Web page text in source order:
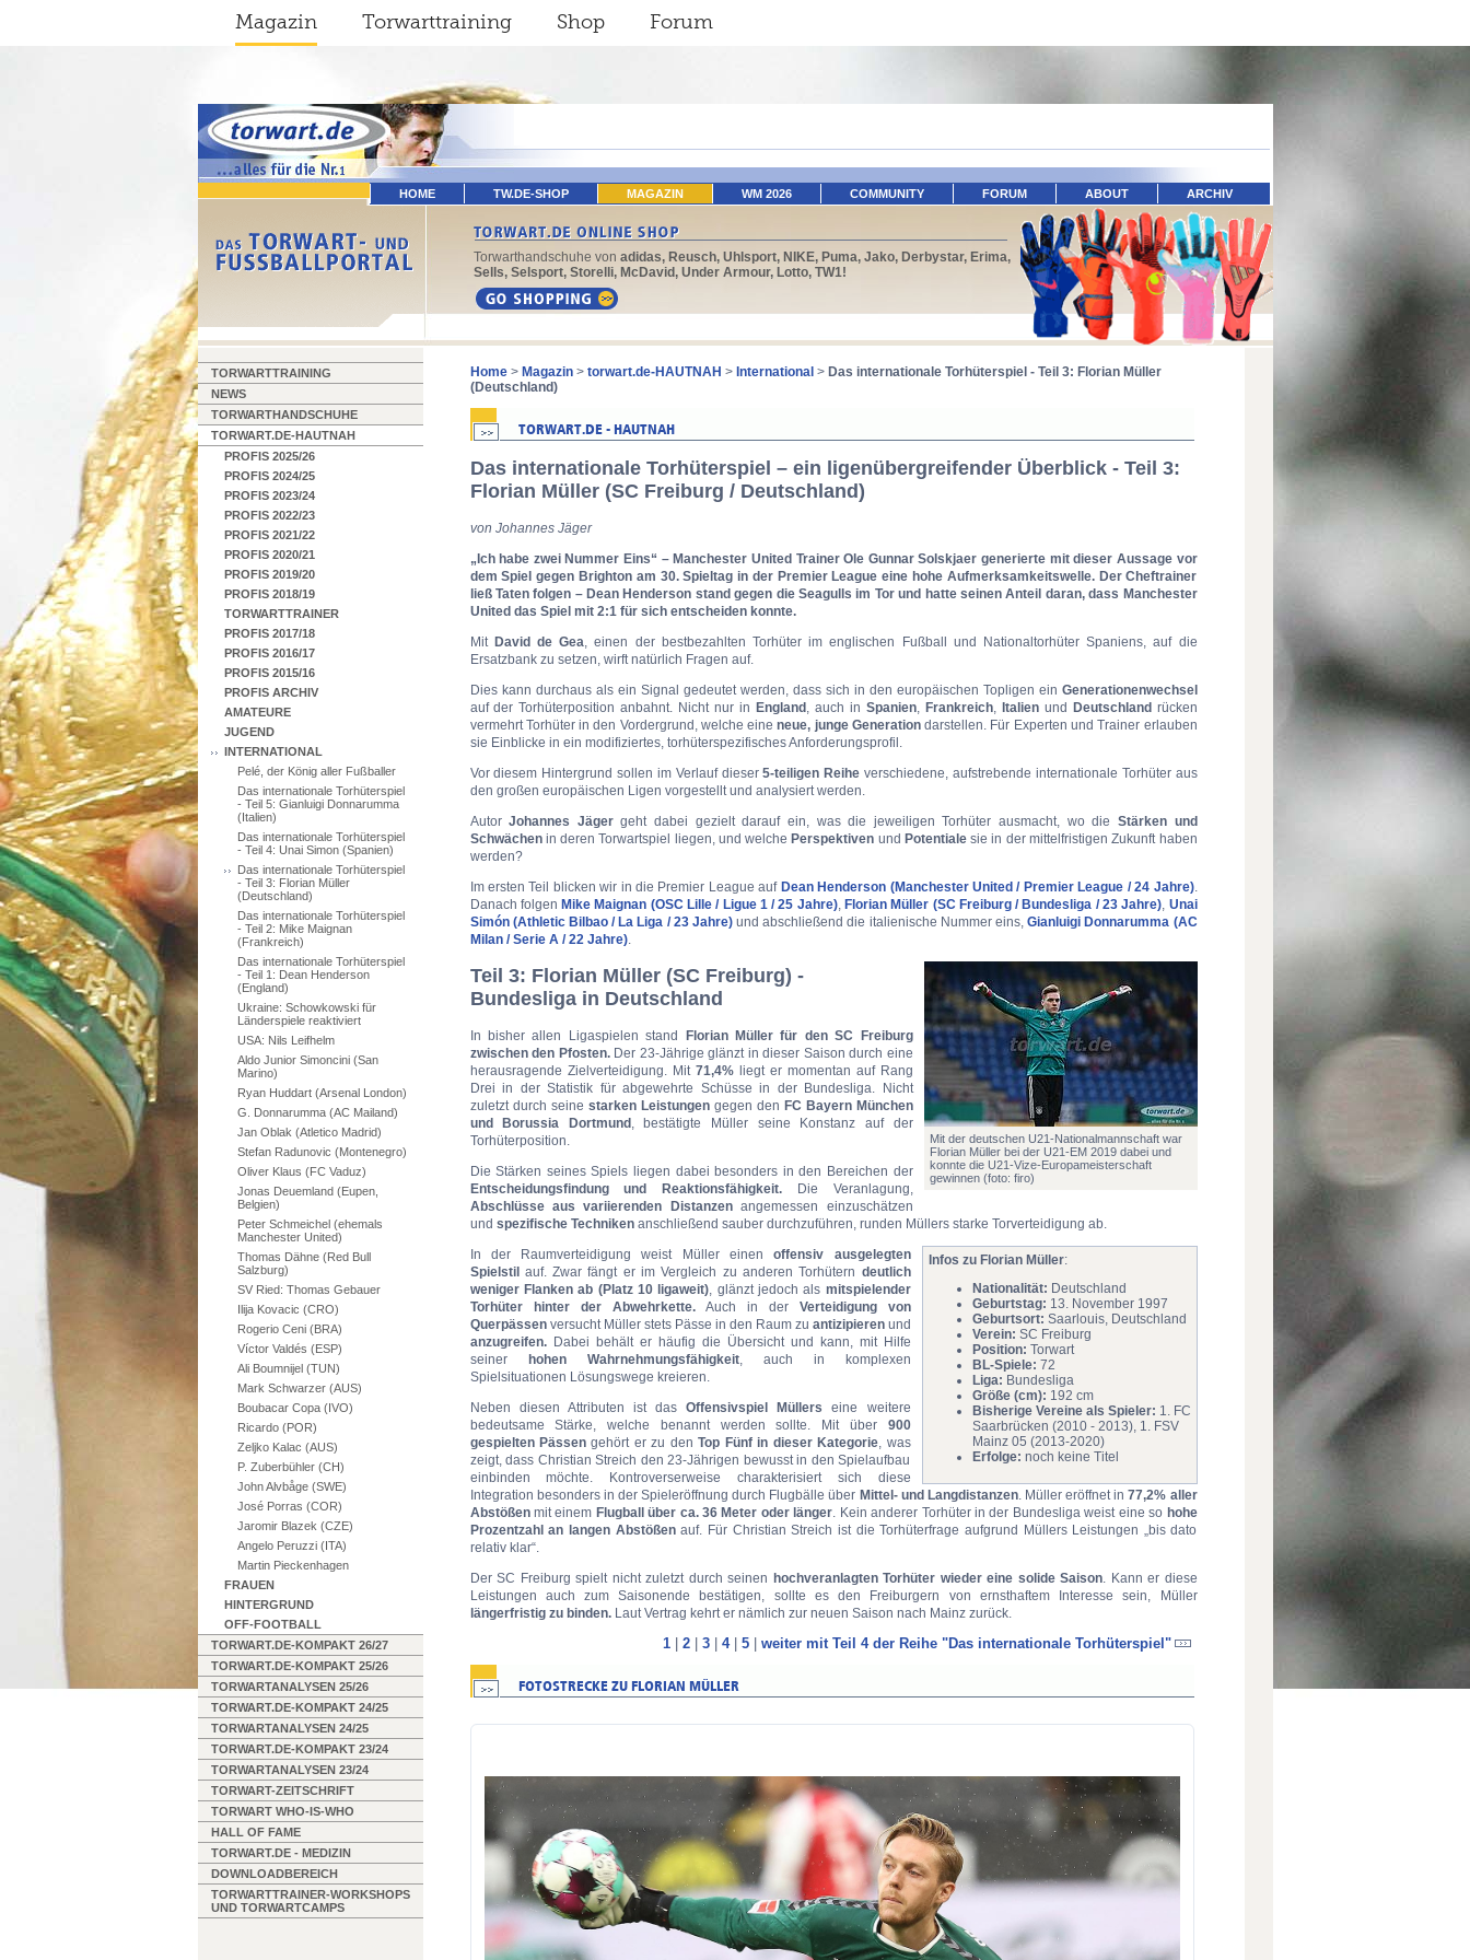
Magazin Torwarttraining Shop Forum
HOME TW.DE-SHOP MAGAZIN WM 2026 COMMUNITY FORUM ABOUT ARCHIV
Torwarthandschuhe von adidas, Reusch, Uhlsport, NIKE, Puma, Jako, Derbystar, Erima,
Sells, Selsport, Storelli, McDavid, Under Armour, Lotto, TW1!
TORWARTTRAINING
NEWS
TORWARTHANDSCHUHE
TORWART.DE-HAUTNAH
PROFIS 2025/26
PROFIS 2024/25
PROFIS 2023/24
PROFIS 2022/23
PROFIS 2021/22
PROFIS 2020/21
PROFIS 2019/20
PROFIS 2018/19
TORWARTTRAINER
PROFIS 2017/18
PROFIS 2016/17
PROFIS 2015/16
PROFIS ARCHIV
AMATEURE
JUGEND
INTERNATIONAL
Pelé, der König aller Fußballer
Das internationale Torhüterspiel
- Teil 5: Gianluigi Donnarumma
(Italien)
Das internationale Torhüterspiel
- Teil 4: Unai Simon (Spanien)
Das internationale Torhüterspiel
- Teil 3: Florian Müller
(Deutschland)
Das internationale Torhüterspiel
- Teil 2: Mike Maignan
(Frankreich)
Das internationale Torhüterspiel
- Teil 1: Dean Henderson
(England)
Ukraine: Schowkowski für
Länderspiele reaktiviert
USA: Nils Leifhelm
Aldo Junior Simoncini (San
Marino)
Ryan Huddart (Arsenal London)
G. Donnarumma (AC Mailand)
Jan Oblak (Atletico Madrid)
Stefan Radunovic (Montenegro)
Oliver Klaus (FC Vaduz)
Jonas Deuemland (Eupen,
Belgien)
Peter Schmeichel (ehemals
Manchester United)
Thomas Dähne (Red Bull
Salzburg)
SV Ried: Thomas Gebauer
Ilija Kovacic (CRO)
Rogerio Ceni (BRA)
Víctor Valdés (ESP)
Ali Boumnijel (TUN)
Mark Schwarzer (AUS)
Boubacar Copa (IVO)
Ricardo (POR)
Zeljko Kalac (AUS)
P. Zuberbühler (CH)
John Alvbåge (SWE)
José Porras (COR)
Jaromir Blazek (CZE)
Angelo Peruzzi (ITA)
Martin Pieckenhagen
FRAUEN
HINTERGRUND
OFF-FOOTBALL
TORWART.DE-KOMPAKT 26/27
TORWART.DE-KOMPAKT 25/26
TORWARTANALYSEN 25/26
TORWART.DE-KOMPAKT 24/25
TORWARTANALYSEN 24/25
TORWART.DE-KOMPAKT 23/24
TORWARTANALYSEN 23/24
TORWART-ZEITSCHRIFT
TORWART WHO-IS-WHO
HALL OF FAME
TORWART.DE - MEDIZIN
DOWNLOADBEREICH
TORWARTTRAINER-WORKSHOPS
UND TORWARTCAMPS
Home> Magazin> torwart.de-HAUTNAH > International > Das internationale Torhüterspiel - Teil 3: Florian Müller
(Deutschland)
Das internationale Torhüterspiel – ein ligenübergreifender Überblick - Teil 3:
Florian Müller (SC Freiburg / Deutschland)
von Johannes Jäger
„Ich habe zwei Nummer Eins“ – Manchester United Trainer Ole Gunnar Solskjaer generierte mit dieser Aussage vor
dem Spiel gegen Brighton am 30. Spieltag in der Premier League eine hohe Aufmerksamkeitswelle. Der Cheftrainer
ließ Taten folgen – Dean Henderson stand gegen die Seagulls im Tor und hatte seinen Anteil daran, dass Manchester
United das Spiel mit 2:1 für sich entscheiden konnte.
Mit David de Gea, einen der bestbezahlten Torhüter im englischen Fußball und Nationaltorhüter Spaniens, auf die
Ersatzbank zu setzen, wirft natürlich Fragen auf.
Dies kann durchaus als ein Signal gedeutet werden, dass sich in den europäischen Topligen ein Generationenwechsel
auf der Torhüterposition anbahnt. Nicht nur inEngland, auch in Spanien, Frankreich, Italienund Deutschlandrücken
vermehrt Torhüter in den Vordergrund, welche eineneue, junge Generationdarstellen. Für Experten und Trainer erlauben
sie Einblicke in ein modifiziertes, torhüterspezifisches Anforderungsprofil.
Vor diesem Hintergrund sollen im Verlauf dieser5-teiligen Reiheverschiedene, aufstrebende internationale Torhüter aus
den großen europäischen Ligen vorgestellt und analysiert werden.
AutorJohannes Jägergeht dabei gezielt darauf ein, was die jeweiligen Torhüter ausmacht, wo die Stärken und
Schwächenin deren Torwartspiel liegen, und welchePerspektiven und Potentialesie in der mittelfristigen Zukunft haben
werden?
Im ersten Teil blicken wir in die Premier League auf Dean Henderson (Manchester United / Premier League / 24 Jahre).
Danach folgenMike Maignan (OSC Lille / Ligue 1 / 25 Jahre), Florian Müller (SC Freiburg / Bundesliga / 23 Jahre), Unai
Simón (Athletic Bilbao / La Liga / 23 Jahre)und abschließend die italienische Nummer eins,Gianluigi Donnarumma (AC
Milan / Serie A / 22 Jahre).
Mit der deutschen U21-Nationalmannschaft war
Florian Müller bei der U21-EM 2019 dabei und
konnte die U21-Vize-Europameisterschaft
gewinnen (foto: firo)
Teil 3: Florian Müller (SC Freiburg) -
Bundesliga in Deutschland
In bisher allen Ligaspielen stand Florian Müller für den SC Freiburg
zwischen den Pfosten.Der 23-Jährige glänzt in dieser Saison durch eine
herausragende Zielverteidigung. Mit 71,4%liegt er momentan auf Rang
Drei in der Statistik für abgewehrte Schüsse in der Bundesliga. Nicht
zuletzt durch seine starken Leistungengegen den FC Bayern München
und Borussia Dortmund, bestätigte Müller seine Konstanz auf der
Torhüterposition.
Die Stärken seines Spiels liegen dabei besonders in den Bereichen der
Entscheidungsfindung und Reaktionsfähigkeit. Die Veranlagung,
Abschlüsse aus variierenden Distanzenangemessen einzuschätzen
und spezifische Techniken anschließend sauber durchzuführen, runden Müllers starke Torverteidigung ab.
Infos zu Florian Müller:
Nationalität: Deutschland
Geburtstag: 13. November 1997
Geburtsort: Saarlouis, Deutschland
Verein: SC Freiburg
Position: Torwart
BL-Spiele: 72
Liga: Bundesliga
Größe (cm): 192 cm
Bisherige Vereine als Spieler: 1. FC
Saarbrücken (2010 - 2013), 1. FSV
Mainz 05 (2013-2020)
Erfolge: noch keine Titel
In der Raumverteidigung weist Müller einenoffensiv ausgelegten
Spielstilauf. Zwar fängt er im Vergleich zu anderen Torhütern deutlich
weniger Flanken ab (Platz 10 ligaweit) , glänzt jedoch als mitspielender
Torhüter hinter der Abwehrkette.Auch in der Verteidigung von
Querpässenversucht Müller stets Pässe in den Raum zu antizipierenund
anzugreifen.Dabei behält er häufig die Übersicht und kann, mit Hilfe
seiner hohen Wahrnehmungsfähigkeit, auch in komplexen
Spielsituationen Lösungswege kreieren.
Neben diesen Attributen ist dasOffensivspiel Müllers eine weitere
bedeutsame Stärke, welche benannt werden sollte. Mit über 900
gespielten Pässengehört er zu denTop Fünf in dieser Kategorie , was
zeigt, dass Christian Streich den 23-Jährigen bewusst in den Spielaufbau
einbinden möchte. Kontroverserweise charakterisiert sich diese
Integration besonders in der Spieleröffnung durch Flugbälle über Mittel- und Langdistanzen. Müller eröffnet in77,2% aller
Abstößen mit einem Flugball über ca. 36 Meter oder länger . Kein anderer Torhüter in der Bundesliga weist eine so hohe
Prozentzahl an langen Abstößenauf. Für Christian Streich ist die Torhüterfrage aufgrund Müllers Leistungen „bis dato
relativ klar“.
Der SC Freiburg spielt nicht zuletzt durch seinen hochveranlagten Torhüter wieder eine solide Saison . Kann er diese
Leistungen auch zum Saisonende bestätigen, sollte es den Freiburgern von ernsthaftem Interesse sein, Müller
längerfristig zu binden.Laut Vertrag kehrt er nämlich zur neuen Saison nach Mainz zurück.
1| 2| 3| 4| 5| weiter mit Teil 4 der Reihe "Das internationale Torhüterspiel"